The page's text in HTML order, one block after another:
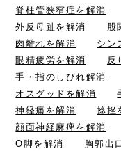
脊柱管狭窄症を解消
外反母趾を解消
股
肉離れを解消
シン
眼精疲労を解消
反
手・指のしびれ解消
オスグッドを解消
神経痛を解消
捻挫
顔面神経麻痺を解消
O脚を解消
胸郭出